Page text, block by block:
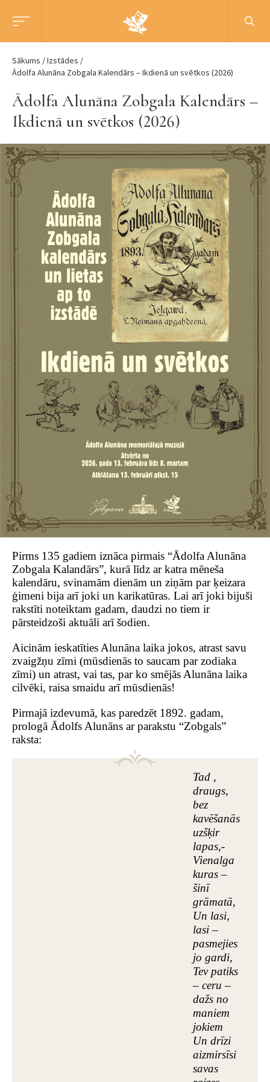
Sākums
Izstādes
Ādolfa Alunāna Zobgala Kalendārs – Ikdienā un svētkos (2026)
Ādolfa Alunāna Zobgala Kalendārs –
Ikdienā un svētkos (2026)
Pirms 135 gadiem iznāca pirmais “Ādolfa Alunāna
Zobgala Kalandārs”, kurā līdz ar katra mēneša
kalendāru, svinamām dienām un ziņām par ķeizara
ģimeni bija arī joki un karikatūras. Lai arī joki bijuši
rakstīti noteiktam gadam, daudzi no tiem ir
pārsteidzoši aktuāli arī šodien.
Aicinām ieskatīties Alunāna laika jokos, atrast savu
zvaigžņu zīmi (mūsdienās to saucam par zodiaka
zīmi) un atrast, vai tas, par ko smējās Alunāna laika
cilvēki, raisa smaidu arī mūsdienās!
Pirmajā izdevumā, kas paredzēt 1892. gadam,
prologā Ādolfs Alunāns ar parakstu “Zobgals”
raksta:
Tad ,
draugs,
bez
kavēšanās
uzšķir
lapas,-
Vienalga
kuras –
šinī
grāmatā,
Un lasi,
lasi –
pasmejies
jo gardi,
Tev patiks
– ceru –
dažs no
maniem
jokiem
Un drīzi
aizmirsīsi
savas